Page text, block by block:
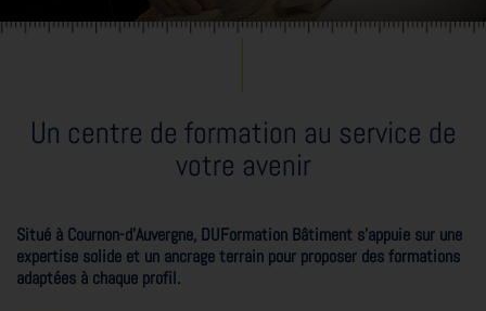
Un centre de formation au service de
votre avenir
Situé à Cournon-d’Auvergne, DUFormation Bâtiment s’appuie sur une
expertise solide et un ancrage terrain pour proposer des formations
adaptées à chaque profil.